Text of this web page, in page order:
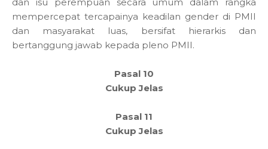
mempercepat tercapainya keadilan gender di PMII
dan masyarakat luas, bersifat hierarkis dan
bertanggung jawab kepada pleno PMII.
Pasal 10
Cukup Jelas
Pasal 11
Cukup Jelas